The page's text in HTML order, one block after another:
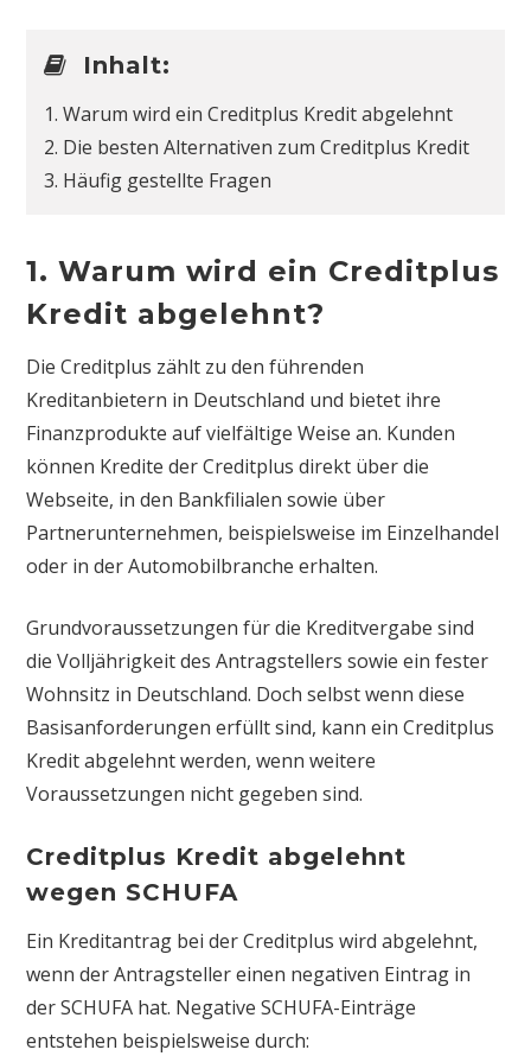
Inhalt:
1. Warum wird ein Creditplus Kredit abgelehnt
2. Die besten Alternativen zum Creditplus Kredit
3. Häufig gestellte Fragen
1. Warum wird ein Creditplus
Kredit abgelehnt?
Die Creditplus zählt zu den führenden
Kreditanbietern in Deutschland und bietet ihre
Finanzprodukte auf vielfältige Weise an. Kunden
können Kredite der Creditplus direkt über die
Webseite, in den Bankfilialen sowie über
Partnerunternehmen, beispielsweise im Einzelhandel
oder in der Automobilbranche erhalten.
Grundvoraussetzungen für die Kreditvergabe sind
die Volljährigkeit des Antragstellers sowie ein fester
Wohnsitz in Deutschland. Doch selbst wenn diese
Basisanforderungen erfüllt sind, kann ein Creditplus
Kredit abgelehnt werden, wenn weitere
Voraussetzungen nicht gegeben sind.
Creditplus Kredit abgelehnt
wegen SCHUFA
Ein Kreditantrag bei der Creditplus wird abgelehnt,
wenn der Antragsteller einen negativen Eintrag in
der SCHUFA hat. Negative SCHUFA-Einträge
entstehen beispielsweise durch: